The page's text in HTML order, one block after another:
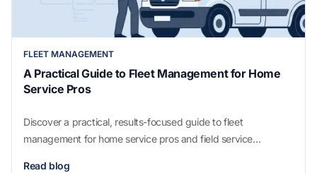
FLEET MANAGEMENT
A Practical Guide to Fleet Management for Home
Service Pros
Discover a practical, results-focused guide to fleet
management for home service pros and field service
Read blog